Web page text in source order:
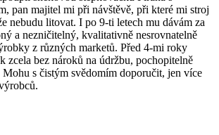
pan majitel mi při návštěvě, při které mi stroj
nebudu litovat. I po 9-ti letech mu dávám za
a nezničitelný, kvalitativně nesrovnatelně
z různých marketů. Před 4-mi roky
zcela bez nároků na údržbu, pochopitelně
Mohu s čistým svědomím doporučit, jen více